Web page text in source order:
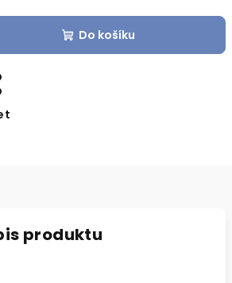
Do košíku
produktu